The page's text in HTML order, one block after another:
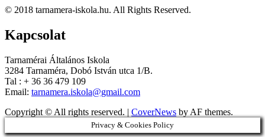
© 2018 tarnamera-iskola.hu. All Rights Reserved.
Kapcsolat
Tarnamérai Általános Iskola
3284 Tarnaméra, Dobó István utca 1/B.
Tal : + 36 36 479 109
Email: tarnamera.iskola@gmail.com
Copyright © All rights reserved. | CoverNews by AF themes.
Privacy & Cookies Policy